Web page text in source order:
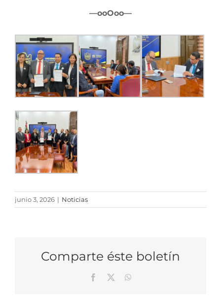
—ooOoo—
junio 3, 2026 | Noticias
Comparte éste boletín
Facebook